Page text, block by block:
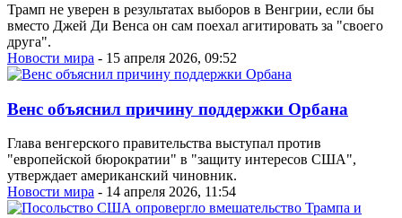
Трамп не уверен в результатах выборов в Венгрии, если бы
вместо Джей Ди Венса он сам поехал агитировать за "своего
друга".
Новости мира - 15 апреля 2026, 09:52
Венс объяснил причину поддержки Орбана
Глава венгерского правительства выступал против
"европейской бюрократии" в "защиту интересов США",
утверждает американский чиновник.
Новости мира - 14 апреля 2026, 11:54